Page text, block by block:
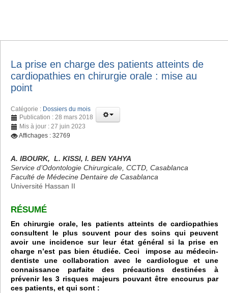
La prise en charge des patients atteints de
cardiopathies en chirurgie orale : mise au
point
Catégorie : Dossiers du mois
Publication : 28 mars 2018
Mis à jour : 27 juin 2023
Affichages : 32769
A. IBOURK, L. KISSI, I. BEN YAHYA
Service d’Odontologie Chirurgicale, CCTD, Casablanca
Faculté de Médecine Dentaire de Casablanca
Université Hassan II
RÉSUMÉ
En chirurgie orale, les patients atteints de cardiopathies
consultent le plus souvent pour des soins qui peuvent
avoir une incidence sur leur état général si la prise en
charge n’est pas bien étudiée. Ceci impose au médecin-
dentiste une collaboration avec le cardiologue et une
connaissance parfaite des précautions destinées à
prévenir les 3 risques majeurs pouvant être encourus par
ces patients, et qui sont :